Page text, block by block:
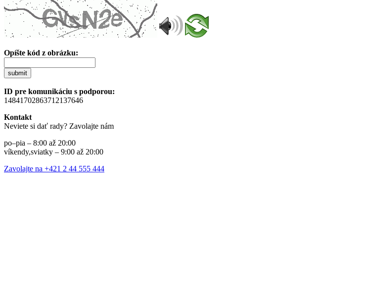
Opíšte kód z obrázku:
submit
ID pre komunikáciu s podporou:
14841702863712137646
Kontakt
Neviete si dať rady? Zavolajte nám
po–pia – 8:00 až 20:00
víkendy,sviatky – 9:00 až 20:00
Zavolajte na +421 2 44 555 444